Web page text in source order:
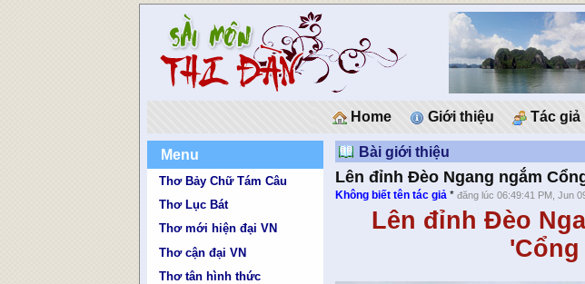
Home Giới thiệu Tác giả
Menu
Thơ Bảy Chữ Tám Câu
Thơ Lục Bát
Thơ mới hiện đại VN
Thơ cận đại VN
Thơ tân hình thức
Bài giới thiệu
Lên đỉnh Đèo Ngang ngắm
Không biết tên tác giả* đăng lúc 06:49:41 PM, Jun
Lên đỉnh Đèo
'Cổng trời'